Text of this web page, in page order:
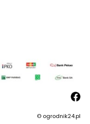
© ogrodnik24.pl